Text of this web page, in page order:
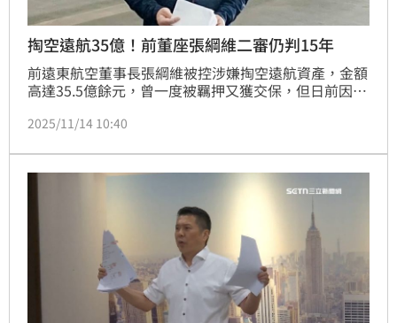
掏空遠航35億！前董座張綱維二審仍判15年
前遠東航空董事長張綱維被控涉嫌掏空遠航資產，金額
高達35.5億餘元，曾一度被羈押又獲交保，但日前因配
審台北地方法院重判張綱維14年有期徒刑，另1年有期
共15年有期徒刑。仍可上訴。
2025/11/14 10:40